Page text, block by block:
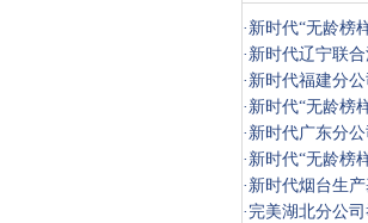
· 新时代“无龄榜
· 新时代辽宁联
· 新时代福建分
· 新时代“无龄榜
· 新时代广东分
· 新时代“无龄榜
· 新时代烟台生
· 完美湖北分公